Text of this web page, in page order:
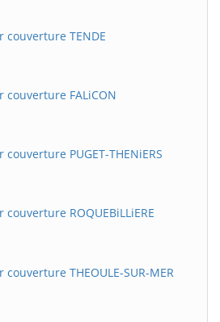
TENDE
FALiCON
PUGET-THENiERS
ROQUEBiLLiERE
THEOULE-SUR-MER